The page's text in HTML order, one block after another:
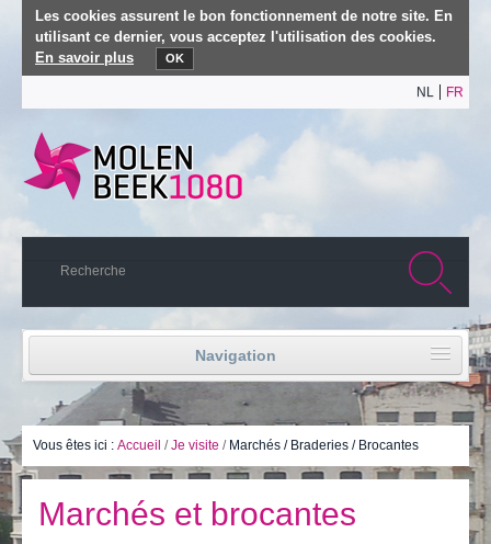
Les cookies assurent le bon fonctionnement de notre site. En
utilisant ce dernier, vous acceptez l'utilisation des cookies.
En savoir plus
OK
NL FR
Navigation
Accueil
Vie politique
Vous êtes ici : Accueil /Je visite / Marchés / Braderies / Brocantes
Marchés et brocantes